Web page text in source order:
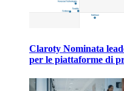
Claroty Nominata
per le piattaforme di